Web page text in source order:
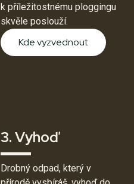
k příležitostnému ploggingu
skvěle poslouží.
Kde vyzvednout
3. Vyhoď
Drobný odpad, který v